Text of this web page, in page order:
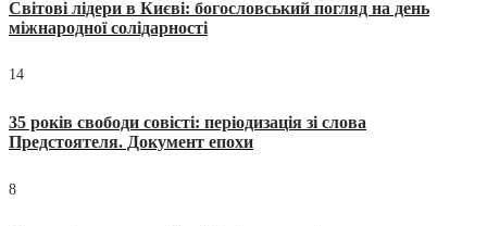
Світові лідери в Києві: богословський погляд на день
міжнародної солідарності
14
35 років свободи совісті: періодизація зі слова
Предстоятеля. Документ епохи
8